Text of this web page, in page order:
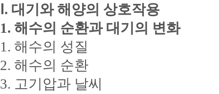
Ⅰ. 대기와 해양의 상호작용
1. 해수의 순환과 대기의 변화
1. 해수의 성질
2. 해수의 순환
3. 고기압과 날씨